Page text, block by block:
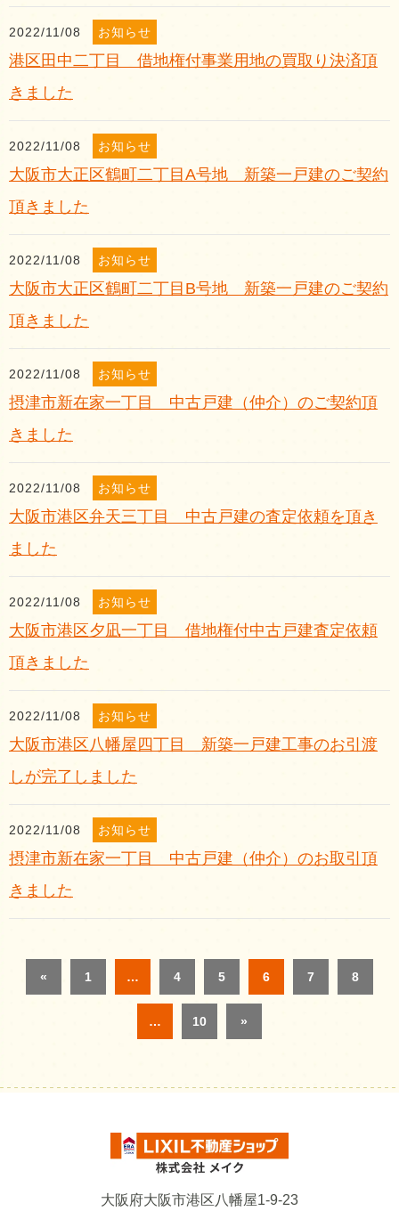
2022/11/08 お知らせ
港区田中二丁目 借地権付事業用地の買取り決済頂
きました
2022/11/08 お知らせ
大阪市大正区鶴町二丁目A号地 新築一戸建のご契約
頂きました
2022/11/08 お知らせ
大阪市大正区鶴町二丁目B号地 新築一戸建のご契約
頂きました
2022/11/08 お知らせ
摂津市新在家一丁目 中古戸建（仲介）のご契約頂
きました
2022/11/08 お知らせ
大阪市港区弁天三丁目 中古戸建の査定依頼を頂き
ました
2022/11/08 お知らせ
大阪市港区夕凪一丁目 借地権付中古戸建査定依頼
頂きました
2022/11/08 お知らせ
大阪市港区八幡屋四丁目 新築一戸建工事のお引渡
しが完了しました
2022/11/08 お知らせ
摂津市新在家一丁目 中古戸建（仲介）のお取引頂
きました
« 1 … 4 5 6 7 8
… 10 »
大阪府大阪市港区八幡屋1-9-23